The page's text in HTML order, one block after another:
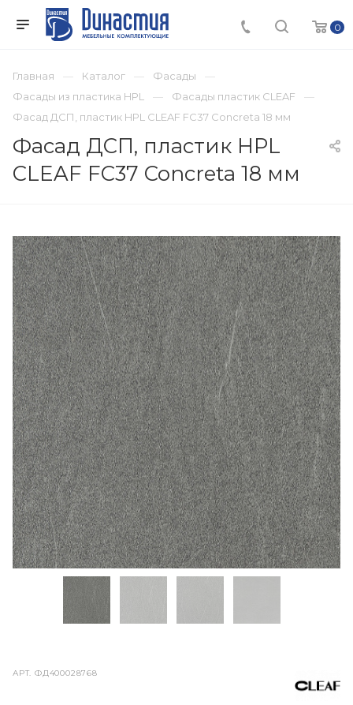
0
Главная Каталог
Фасады
Фасады из пластика HPL
Фасады пластик CLEAF
Фасад ДСП, пластик HPL CLEAF FC37 Concreta 18 мм
Фасад ДСП, пластик HPL
CLEAF FC37 Concreta 18 мм
АРТ.ФД400028768